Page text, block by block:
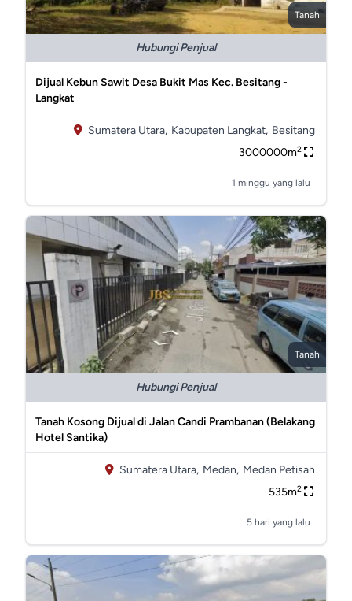
Tanah
Hubungi Penjual
Dijual Kebun Sawit Desa Bukit Mas Kec. Besitang -
Langkat
Sumatera Utara, Kabupaten Langkat, Besitang
3000000m2
1 minggu yang lalu
Tanah
Hubungi Penjual
Tanah Kosong Dijual di Jalan Candi Prambanan (Belakang
Hotel Santika)
Sumatera Utara, Medan, Medan Petisah
535m2
5 hari yang lalu